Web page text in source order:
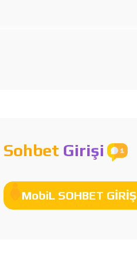
Sohbet Girişi
MobiL SOHBET GİRİŞ